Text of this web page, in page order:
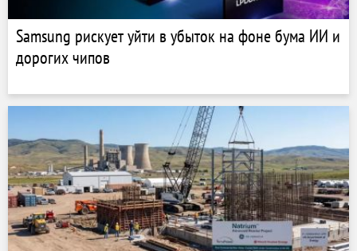
Samsung рискует уйти в убыток на фоне бума ИИ и
дорогих чипов